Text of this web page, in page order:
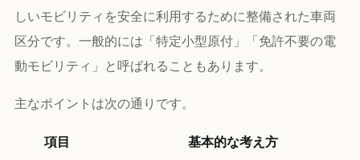
しいモビリティを安全に利用するために整備された車両
区分です。一般的には「特定小型原付」「免許不要の電
動モビリティ」と呼ばれることもあります。
主なポイントは次の通りです。
項目
基本的な考え方